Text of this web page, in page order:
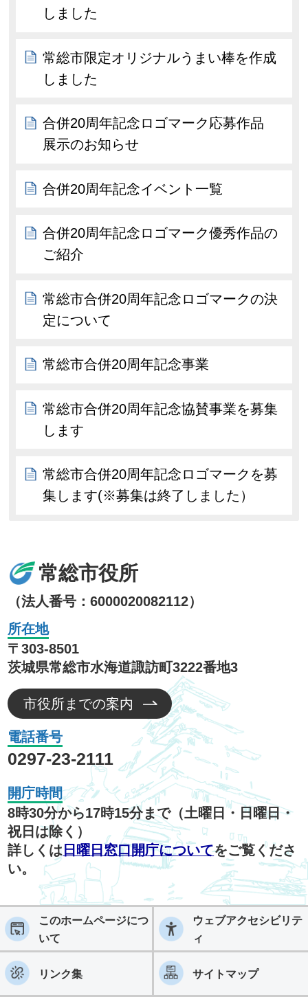
しました
常総市限定オリジナルうまい棒を作成
しました
合併20周年記念ロゴマーク応募作品
展示のお知らせ
合併20周年記念イベント一覧
合併20周年記念ロゴマーク優秀作品の
ご紹介
常総市合併20周年記念ロゴマークの決
定について
常総市合併20周年記念事業
常総市合併20周年記念協賛事業を募集
します
常総市合併20周年記念ロゴマークを募
集します(※募集は終了しました）
常総市役所
（法人番号：6000020082112）
所在地
〒303-8501
茨城県常総市水海道諏訪町3222番地3
市役所までの案内
電話番号
0297-23-2111
開庁時間
8時30分から17時15分まで（土曜日・日曜日・
祝日は除く）
詳しくは 日曜日窓口開庁についてをご覧くださ
い。
このホームページにつ
いて
ウェブアクセシビリテ
ィ
リンク集 サイトマップ